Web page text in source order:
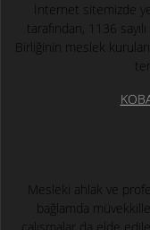
İnternet sitemizde
tarafından, 1136
Birliğinin meslek
Mesleki ahlak ve
bağlamda